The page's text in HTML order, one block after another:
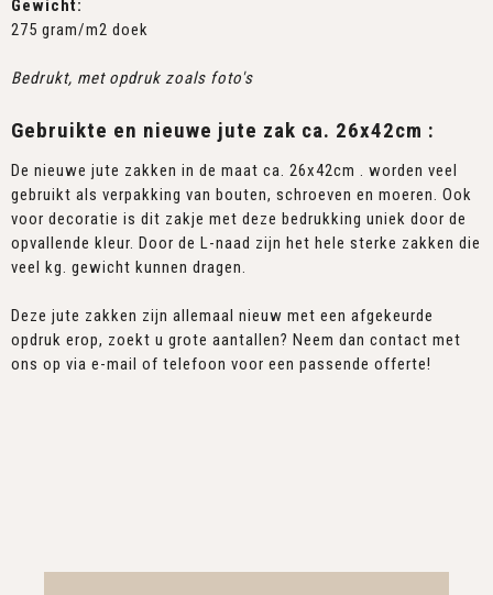
Gewicht:
275 gram/m2 doek
Bedrukt, met opdruk zoals foto's
Gebruikte en nieuwe jute zak ca. 26x42cm :
De nieuwe jute zakken in de maat ca. 26x42cm . worden veel
gebruikt als verpakking van bouten, schroeven en moeren. Ook
voor decoratie is dit zakje met deze bedrukking uniek door de
opvallende kleur. Door de L-naad zijn het hele sterke zakken die
veel kg. gewicht kunnen dragen.
Deze jute zakken zijn allemaal nieuw met een afgekeurde
opdruk erop, zoekt u grote aantallen? Neem dan contact met
ons op via e-mail of telefoon voor een passende offerte!